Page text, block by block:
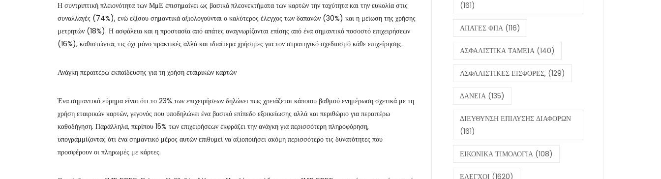
Η συντριπτική πλειονότητα των ΜμΕ επισημαίνει ως βασικά πλεονεκτήματα των καρτών την ταχύτητα και την ευκολία στις
συναλλαγές (74%), ενώ εξίσου σημαντικά αξιολογούνται ο καλύτερος έλεγχος των δαπανών (30%) και η μείωση της χρήσης
μετρητών (18%). Η ασφάλεια και η προστασία από απάτες αναγνωρίζονται επίσης από ένα σημαντικό ποσοστό επιχειρήσεων
(16%), καθιστώντας τις όχι μόνο πρακτικές αλλά και ιδιαίτερα χρήσιμες για τον στρατηγικό σχεδιασμό κάθε επιχείρησης.
Ανάγκη περαιτέρω εκπαίδευσης για τη χρήση εταιρικών καρτών
Ένα σημαντικό εύρημα είναι ότι το 23% των επιχειρήσεων δηλώνει πως χρειάζεται κάποιου βαθμού ενημέρωση σχετικά με τη
χρήση εταιρικών καρτών, γεγονός που υποδηλώνει ένα βασικό επίπεδο εξοικείωσης αλλά και περιθώριο για περαιτέρω
καθοδήγηση. Παράλληλα, περίπου 15% των επιχειρήσεων εκφράζει την ανάγκη για περισσότερη πληροφόρηση,
υπογραμμίζοντας ότι ένα σημαντικό μέρος αυτών επιθυμεί να αξιοποιήσει ακόμη περισσότερο τις δυνατότητες που
προσφέρουν οι πληρωμές με κάρτες.
(161)
ΑΠΑΤΕΣ ΦΠΑ (116)
ΑΣΦΑΛΙΣΤΙΚΑ ΤΑΜΕΙΑ (140)
ΑΣΦΑΛΙΣΤΙΚΕΣ ΕΙΣΦΟΡΕΣ, (129)
ΔΑΝΕΙΑ (135)
ΔΙΕΥΘΥΝΣΗ ΕΠΙΛΥΣΗΣ ΔΙΑΦΟΡΩΝ
(161)
ΕΙΚΟΝΙΚΑ ΤΙΜΟΛΟΓΙΑ (108)
ΕΛΕΓΧΟΙ (1620)